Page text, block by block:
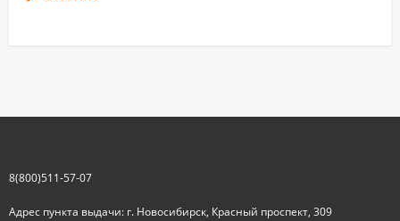
8(800)511-57-07
Адрес пункта выдачи: г. Новосибирск, Красный проспект, 309